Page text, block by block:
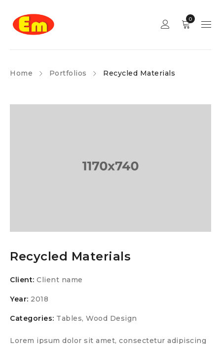
0
Home Portfolios Recycled Materials
Recycled Materials
Client: Client name
Year: 2018
Categories: Tables, Wood Design
Lorem ipsum dolor sit amet, consectetur adipiscing